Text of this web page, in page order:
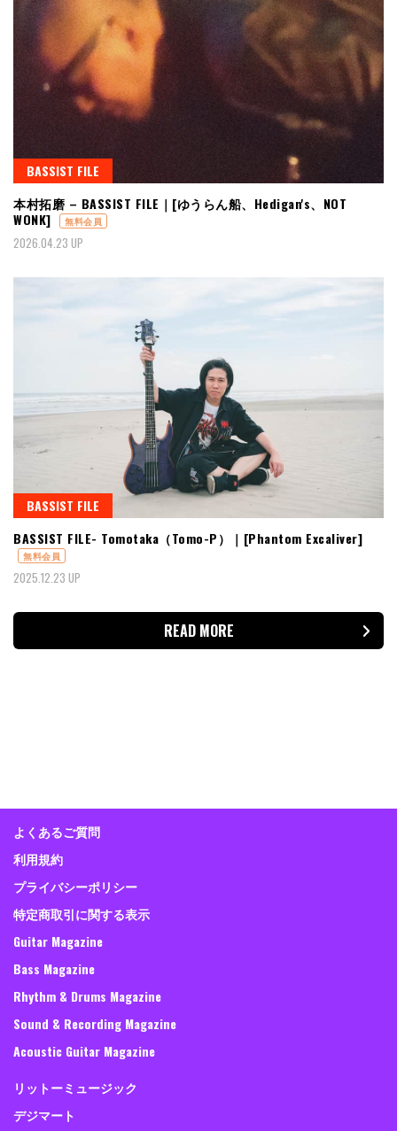
BASSIST FILE
本村拓磨 – BASSIST FILE｜[ゆうらん船、Hedigan's、NOT
WONK]
無料会員
2026.04.23 UP
BASSIST FILE
BASSIST FILE- Tomotaka（Tomo-P）｜[Phantom Excaliver]
無料会員
2025.12.23 UP
READ MORE
よくあるご質問
利用規約
プライバシーポリシー
特定商取引に関する表示
Guitar Magazine
Bass Magazine
Rhythm & Drums Magazine
Sound & Recording Magazine
Acoustic Guitar Magazine
リットーミュージック
デジマート